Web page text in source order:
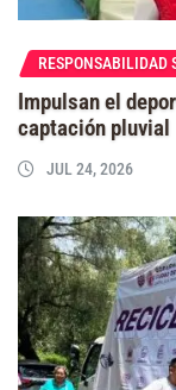
RESPONSABILIDAD
Impulsan el
captación pluvial
JUL 24, 2026